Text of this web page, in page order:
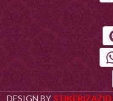
DESIGN BYSTIKERIZAZID